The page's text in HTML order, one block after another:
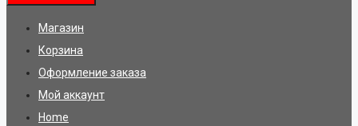
Магазин
Корзина
Оформление заказа
Мой аккаунт
Home